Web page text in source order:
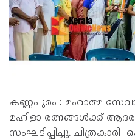
കണ്ണപുരം : മഹാത്മ
മഹിളാ രത്നങ്ങൾക്ക്
സംഘടിപ്പിച്ചു. ചിത്രകാരി